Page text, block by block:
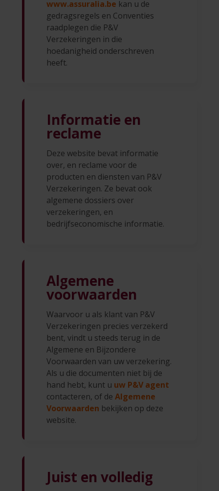
www.assuralia.be kan u de
gedragsregels en Conventies
raadplegen die P&V
Verzekeringen in die
hoedanigheid onderschreven
heeft.
Informatie en
reclame
Deze website bevat informatie
over, en reclame voor de
producten en diensten van P&V
Verzekeringen. Ze bevat ook
algemene dossiers over
verzekeringen, en
bedrijfseconomische informatie.
Algemene
voorwaarden
Waarvoor u als klant van P&V
Verzekeringen precies verzekerd
bent, vindt u steeds terug in de
Algemene en Bijzondere
Voorwaarden van uw verzekering.
Als u die documenten niet bij de
hand hebt, kunt u uw P&V agent
contacteren, of de Algemene
Voorwaarden bekijken op deze
website.
Juist en volledig